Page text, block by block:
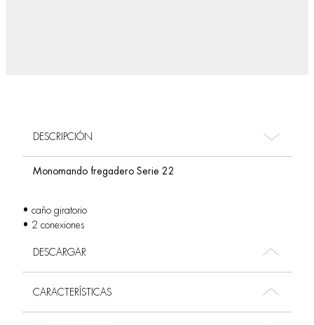
DESCRIPCIÓN
Monomando fregadero Serie 22
• caño giratorio
• 2 conexiones
DESCARGAR
CARACTERÍSTICAS